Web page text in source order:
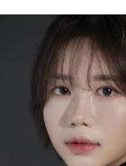
-14896초 전 >
[속보]
-13769초 전 >외신들
-13740초 전 >
11시
-12762초 전 >
[속보]
병태 후임
-9120초 전 >[속보]국
-4445초 전 >[속보] 7